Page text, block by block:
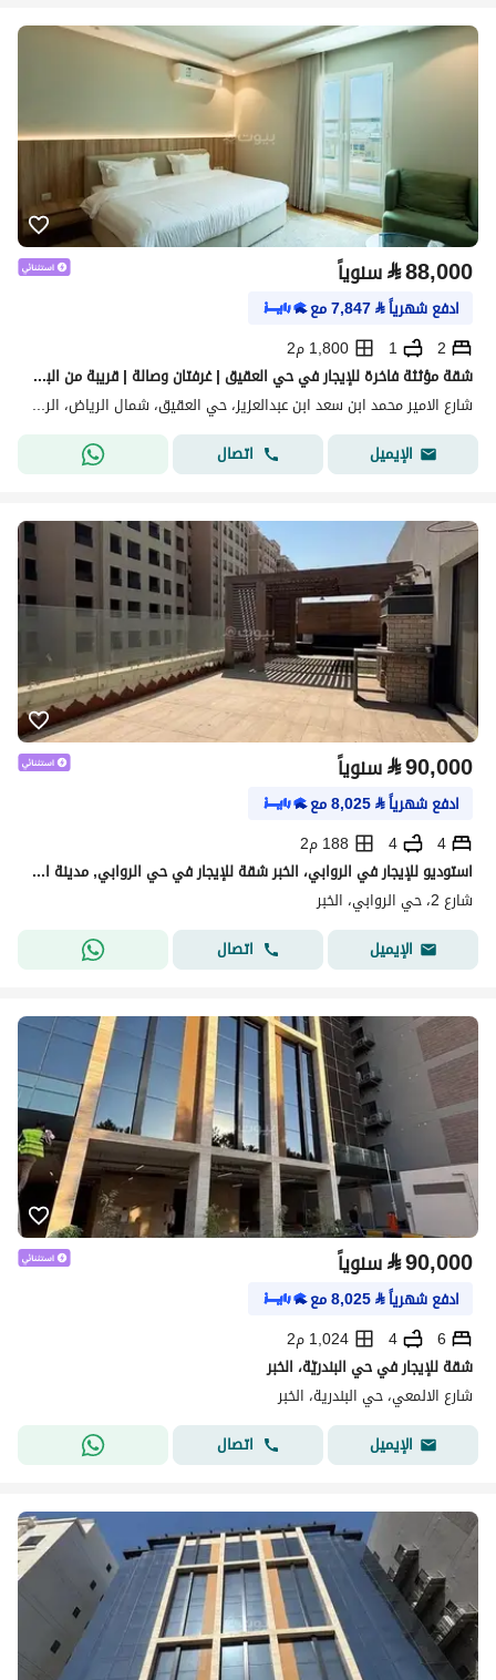
⃁88,000 سنوياً
ادفع شهرياً⃁
7,847مع
2
1
1,800 م2
شقة مؤثثة فاخرة للإيجار في حي العقيق | غرفتان وصالة | قريبة من البوليفارد وكافد
شارع الامير محمد ابن سعد ابن عبدالعزيز، حي العقيق، شمال الرياض، الرياض
الإيميل
اتصال
⃁90,000 سنوياً
ادفع شهرياً⃁
8,025مع
4
4
188 م2
استوديو للإيجار في الروابي، الخبر شقة للإيجار في حي الروابي, مدينة الخبر, المنطقة الشرقية
شارع 2، حي الروابي، الخبر
الإيميل
اتصال
⃁90,000 سنوياً
ادفع شهرياً⃁
8,025مع
6
4
1,024 م2
شقة للإيجار في حي البندريّة، الخبر
شارع الالمعي، حي البندرية، الخبر
الإيميل
اتصال